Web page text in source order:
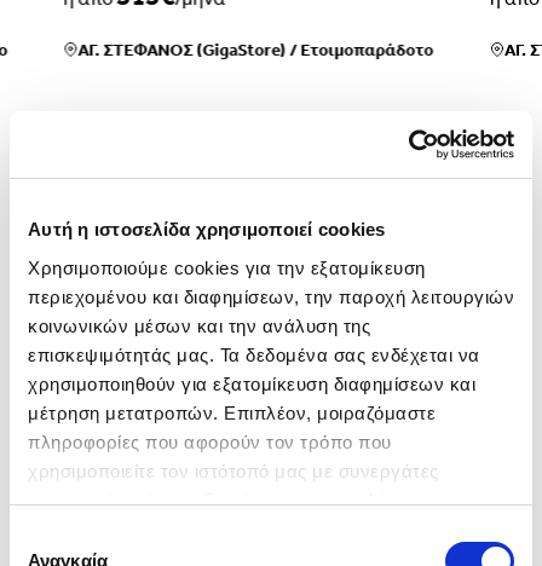
Αυτή η ιστοσελίδα χρησιμοποιεί cookies
Χρησιμοποιούμε cookies για την εξατομίκευση
περιεχομένου και διαφημίσεων, την παροχή λειτουργιών
κοινωνικών μέσων και την ανάλυση της
επισκεψιμότητάς μας. Τα δεδομένα σας ενδέχεται να
χρησιμοποιηθούν για εξατομίκευση διαφημίσεων και
μέτρηση μετατροπών. Επιπλέον, μοιραζόμαστε
πληροφορίες που αφορούν τον τρόπο που
χρησιμοποιείτε τον ιστότοπό μας με συνεργάτες
κοινωνικών μέσων, διαφήμισης και αναλύσεων,
Δεδομένων Google
), οι οποίοι ενδεχομένως να τις
Αναγκαία
ΑΓ. ΣΤΕΦΑΝΟΣ (GigaStore)/Ετοιμοπαράδοτο ΑΓ.
Συχνές Ερωτήσεις
Τι ωράριο λειτουργίας έχουν τα
καταστήματά σας;
+
Οι Εκθέσεις μας λειτουργούν
καθημερινά 09:00 – 20:00 και Σάββατο
09:00 – 16:00 Τα Συνεργεία μας
Πώς μπορούμε να έρθουμε στα
+